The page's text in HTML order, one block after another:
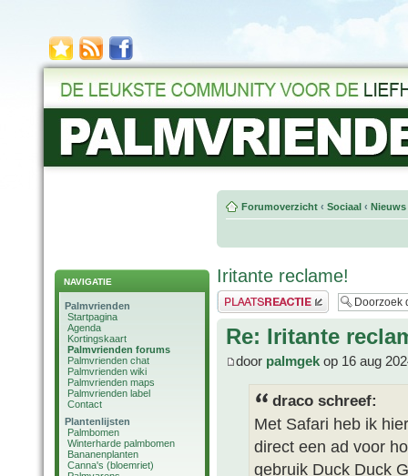
NAVIGATIE
Palmvrienden
Startpagina
Agenda
Kortingskaart
Palmvrienden forums
Palmvrienden chat
Palmvrienden wiki
Palmvrienden maps
Palmvrienden label
Contact
Plantenlijsten
Palmbomen
Winterharde palmbomen
Bananenplanten
Canna's (bloemriet)
Forumoverzicht ‹ Sociaal ‹
Iritante reclame!
Plaats een reactie
Re: Iritante
door palmgek op 16 aug
draco schreef:
Met Safari heb ik
direct een ad voor
gebruik Duck Duck